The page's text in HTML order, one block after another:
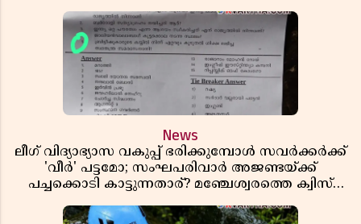
News
ലീഗ് വിദ്യാഭ്യാസ വകുപ്പ് ഭരിക്കുമ്പോൾ സവർക്കർക്ക്
'വീർ' പട്ടമോ; സംഘപരിവാർ അജണ്ടയ്ക്ക്
പച്ചക്കൊടി കാട്ടുന്നതാര്? മഞ്ചേശ്വരത്തെ ക്വിസ്